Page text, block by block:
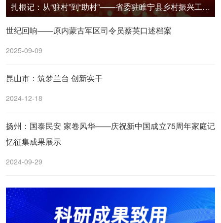
扎根记：从“驻村”到“助村”——省委驻睢宁县乡村振兴工作队的担当与守护
世纪回响——原内蒙古军区司令员蔡英口述档案
2025-09-09
昆山市：筑梦兰台 创新实干
2024-12-18
扬州：国泰民安 家卷风华——庆祝新中国成立75周年家庭记
忆征集成果展示
2024-09-29